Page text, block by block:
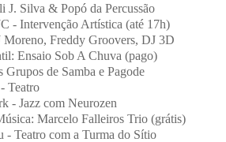
Silva & Popó da Percussão
- Intervenção Artística (até 17h)
Moreno, Freddy Groovers, DJ 3D
Ensaio Sob A Chuva (pago)
de Samba e Pagode
Teatro
- Jazz com Neurozen
Marcelo Falleiros Trio (grátis)
- Teatro com a Turma do Sítio